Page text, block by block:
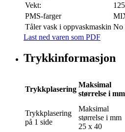
Vekt:
PMS-farger
Tåler vask i oppvaskmaskin No
Last ned varen som PDF
Trykkinformasjon
Trykkplasering
Maksimal
størrelse i mm
Trykkplasering
på 1 side
Maksimal
størrelse i mm
25 x 40